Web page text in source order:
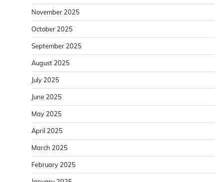
November 2025
October 2025
September 2025
August 2025
July 2025
June 2025
May 2025
April 2025
March 2025
February 2025